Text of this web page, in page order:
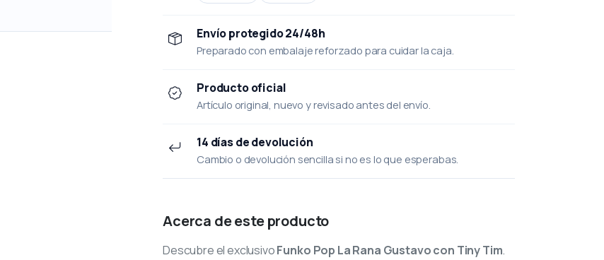
Envío protegido 24/48h
Preparado con embalaje reforzado para cuidar la caja.
Producto oficial
Artículo original, nuevo y revisado antes del envío.
14 días de devolución
Cambio o devolución sencilla si no es lo que esperabas.
Acerca de este producto
Descubre el exclusivoFunko Pop La Rana Gustavo con Tiny Tim.